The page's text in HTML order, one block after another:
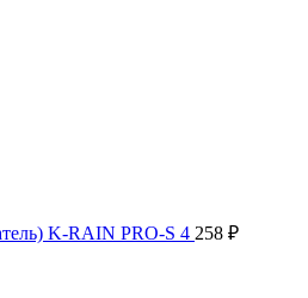
K-RAIN PRO-S 4 258 ₽